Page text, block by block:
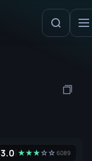
3.0 ★★★☆☆ 6089